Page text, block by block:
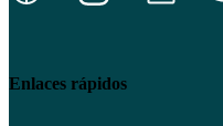
Enlaces rápidos